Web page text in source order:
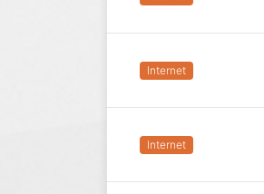
Internet
Internet